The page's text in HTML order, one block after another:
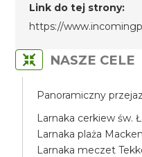
Link do tej strony:
https://
NASZE CELE
Panoramiczny
Larnaka cerkiew św.
Larnaka plaża
Larnaka meczet